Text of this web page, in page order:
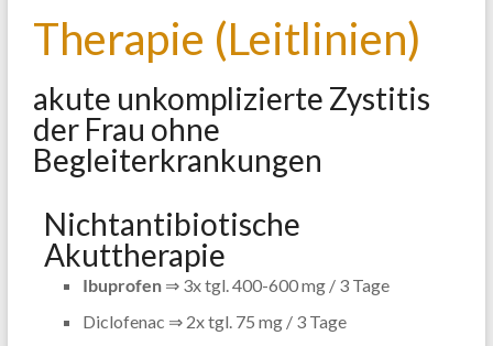
Therapie (Leitlinien)
akute unkomplizierte Zystitis
der Frau ohne
Begleiterkrankungen
Nichtantibiotische
Akuttherapie
Ibuprofen⇒ 3x tgl. 400-600 mg / 3 Tage
Diclofenac ⇒ 2x tgl. 75 mg / 3 Tage